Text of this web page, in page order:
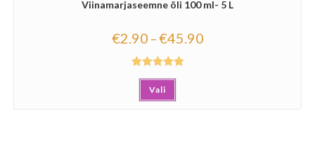
Viinamarjaseemne õli 100 ml- 5 L
€2.90 –€45.90
Hinnanguga
5.00/ 5
Vali